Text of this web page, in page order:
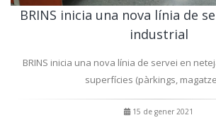
BRINS inicia una nova línia de
industrial
BRINS inicia una nova línia de servei en
superfícies (pàrkings,
15 de gener 2021